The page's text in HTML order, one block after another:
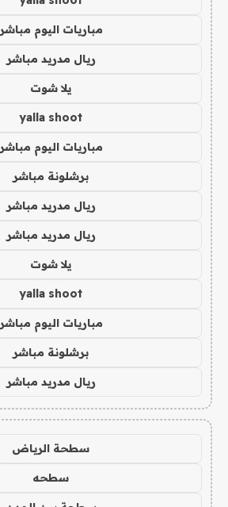
مباريات اليوم مباشر
ريال مدريد مباشر
يلا شوت
yalla shoot
مباريات اليوم مباشر
برشلونة مباشر
ريال مدريد مباشر
ريال مدريد مباشر
يلا شوت
yalla shoot
مباريات اليوم مباشر
برشلونة مباشر
ريال مدريد مباشر
سطحة الرياض
سطحه